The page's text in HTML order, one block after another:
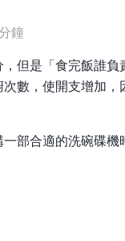
鐘
但是「食完飯誰
數，使開支增加
部合適的洗碗碟機